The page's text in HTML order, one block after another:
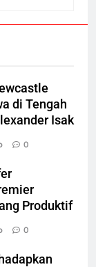
di Tengah
Isak
0
Produktif
0